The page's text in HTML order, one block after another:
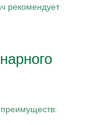
рекомендует